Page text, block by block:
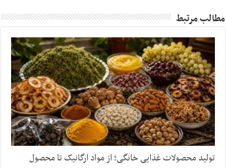
مطالب مرتبط
تولید محصولات غذایی خانگی؛ از مواد ارگانیک تا محصول